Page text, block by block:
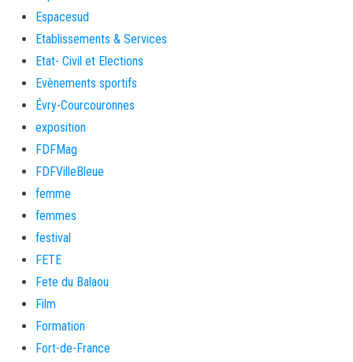
Espacesud
Etablissements & Services
Etat- Civil et Elections
Evènements sportifs
Évry-Courcouronnes
exposition
FDFMag
FDFVilleBleue
femme
femmes
festival
FETE
Fete du Balaou
Film
Formation
Fort-de-France